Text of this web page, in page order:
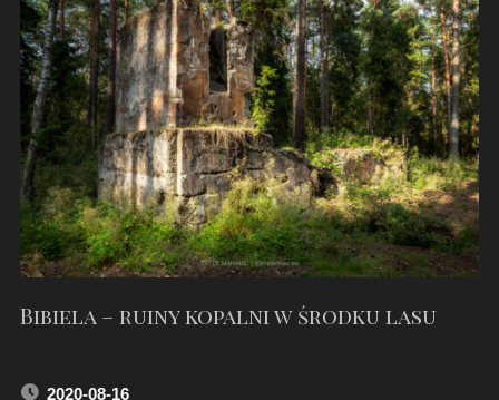
PANEW
I
ZAWADZKIE
LASY"
Bibiela – ruiny kopalni w środku lasu
2020-08-16